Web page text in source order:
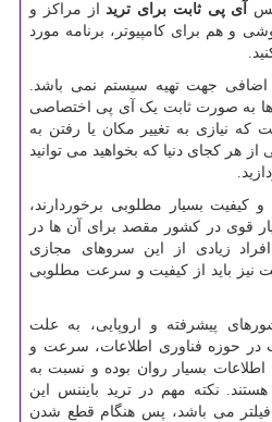
آی پی ثابت برای تریداز مراکز و
و هم برای کامپیوتر، برنامه مورد
اضافی جهت تهیه سیستم نمی باشد.
به صورت ثابت یک آی پی اختصاصی
که نیازی به تغییر مکان یا رفتن به
هر کجای دنیا که بخواهید می توانید
کیفیت بسیار مطلوبی برخوردارند،
قوی در کشور مقصد برای آن ها در
زیادی از این سروهای مجازی
نیز باید از کیفیت و سرعت مطلوبی
پیشرفته و اروپایی، به علت
حوزه فناوری اطلاعات، سرعت و
اطلاعات بسیار روان بوده و نسبت به
نکته مهم در ترید بایننس این
می باشد، پس هنگام قطع شدن